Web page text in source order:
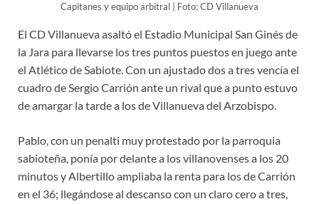
Capitanes y equipo arbitral | Foto: CD Villanueva
El CD Villanueva asaltó el Estadio Municipal San Ginés de
la Jara para llevarse los tres puntos puestos en juego ante
el Atlético de Sabiote. Con un ajustado dos a tres vencía el
cuadro de Sergio Carrión ante un rival que a punto estuvo
de amargar la tarde a los de Villanueva del Arzobispo.
Pablo, con un penalti muy protestado por la parroquia
sabioteña, ponía por delante a los villanovenses a los 20
minutos y Albertillo ampliaba la renta para los de Carrión
en el 36; llegándose al descanso con un claro cero a tres,